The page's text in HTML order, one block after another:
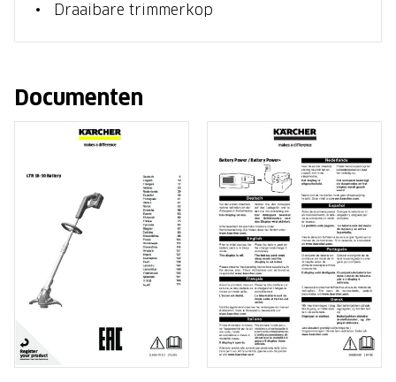
Draaibare trimmerkop
Documenten